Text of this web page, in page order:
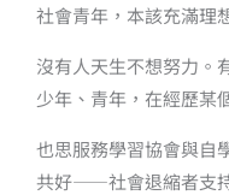
社會青年，本該充滿理
沒有人天生不想努力。
少年、青年，在經歷某
也思服務學習協會與自
共好——社會退縮者支